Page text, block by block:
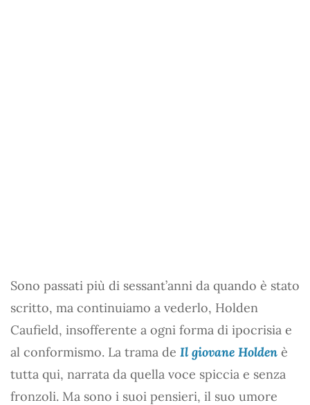
Sono passati più di sessant’anni da quando è stato
scritto, ma continuiamo a vederlo, Holden
Caufield, insofferente a ogni forma di ipocrisia e
al conformismo. La trama de Il giovane Holden è
tutta qui, narrata da quella voce spiccia e senza
fronzoli. Ma sono i suoi pensieri, il suo umore